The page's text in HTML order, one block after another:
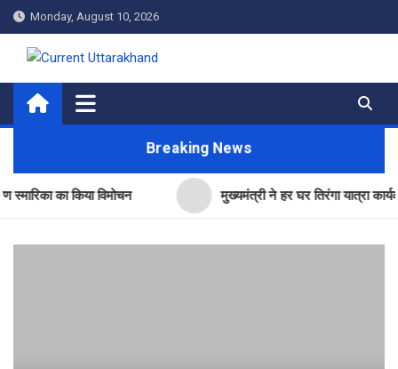
Skip
to
content
Monday, August 10, 2026
Current Uttarakhand
Breaking News
का किया विमोचन मुख्यमंत्री ने हर घर तिरंगा यात्रा कार्यक्रम में